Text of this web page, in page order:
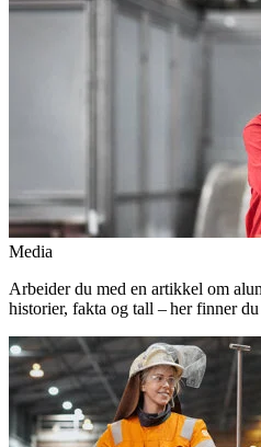
Media
Arbeider du med en artikkel om
historier, fakta og tall – her finner